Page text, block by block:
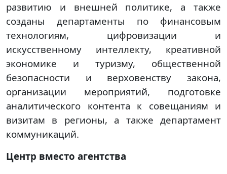
развитию и внешней политике, а также
созданы департаменты по финансовым
технологиям, цифровизации и
искусственному интеллекту, креативной
экономике и туризму, общественной
безопасности и верховенству закона,
организации мероприятий, подготовке
аналитического контента к совещаниям и
визитам в регионы, а также департамент
коммуникаций.
Центр вместо агентства